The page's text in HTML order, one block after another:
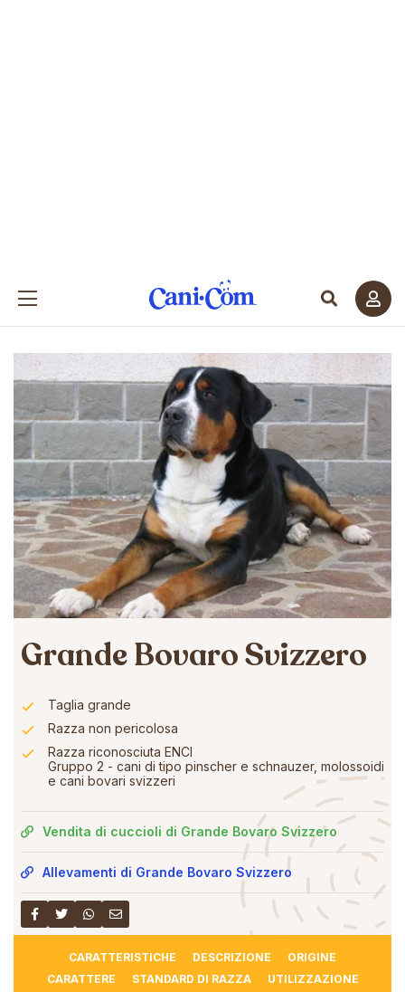
Grande Bovaro Svizzero
Taglia grande
Razza non pericolosa
Razza riconosciuta ENCI
Gruppo 2 - cani di tipo pinscher e schnauzer, molossoidi
e cani bovari svizzeri
Vendita di cuccioli di Grande Bovaro Svizzero
Allevamenti di Grande Bovaro Svizzero
CARATTERISTICHE DESCRIZIONE
ORIGINE
CARATTERE
STANDARD DI RAZZA
UTILIZZAZIONE